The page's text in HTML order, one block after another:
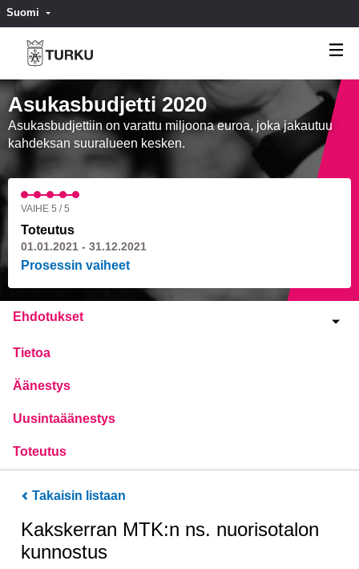
Suomi Valitse kieli
Asukasbudjetti 2020
Asukasbudjettiin on varattu miljoona euroa, joka jakautuu
kahdeksan suuralueen kesken.
VAIHE 5 / 5
Toteutus
01.01.2021 - 31.12.2021
Prosessin vaiheet
Ehdotukset
Tietoa
Äänestys
Uusintaäänestys
Toteutus
Takaisin listaan
Kakskerran MTK:n ns. nuorisotalon
kunnostus